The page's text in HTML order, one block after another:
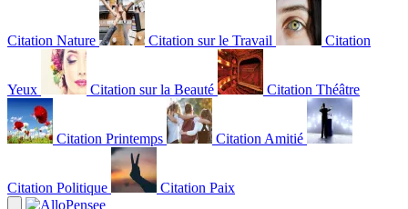
Citation Nature Citation sur le Travail Citation
Yeux Citation sur la Beauté Citation Théâtre
Citation Printemps Citation Amitié
Citation Politique Citation Paix